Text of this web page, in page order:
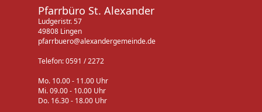
Pfarrbüro St. Alexander
Ludgeristr. 57
49808 Lingen
pfarrbuero@alexandergemeinde.de
Telefon: 0591 / 2272
Mo. 10.00 - 11.00 Uhr
Mi. 09.00 - 10.00 Uhr
Do. 16.30 - 18.00 Uhr